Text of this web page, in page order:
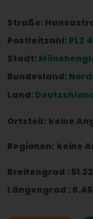
Straße:
Postleitzahl: PLZ
Stadt:
Bundesland:
Land:
Ortsteil: keine
Regionen: keine
Breitengrad :
Längengrad :